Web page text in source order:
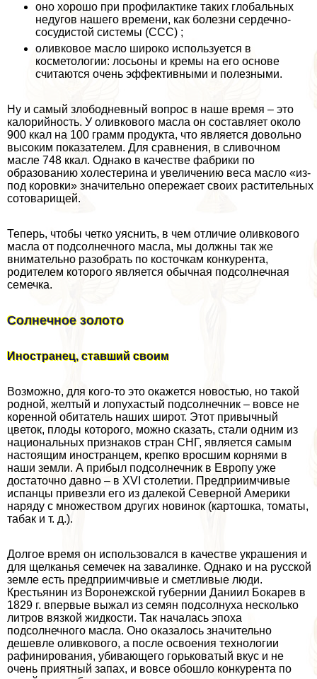
оно хорошо при профилактике таких глобальных
недугов нашего времени, как болезни сердечно-
сосудистой системы (ССС) ;
оливковое масло широко используется в
косметологии: лосьоны и кремы на его основе
считаются очень эффективными и полезными.
Ну и самый злободневный вопрос в наше время – это
калорийность. У оливкового масла он составляет около
900 ккал на 100 грамм продукта, что является довольно
высоким показателем. Для сравнения, в сливочном
масле 748 ккал. Однако в качестве фабрики по
образованию холестерина и увеличению веса масло «из-
под коровки» значительно опережает своих растительных
сотоварищей.
Теперь, чтобы четко уяснить, в чем отличие оливкового
масла от подсолнечного масла, мы должны так же
внимательно разобрать по косточкам конкурента,
родителем которого является обычная подсолнечная
семечка.
Солнечное золото
Иностранец, ставший своим
Возможно, для кого-то это окажется новостью, но такой
родной, желтый и лопухастый подсолнечник – вовсе не
коренной обитатель наших широт. Этот привычный
цветок, плоды которого, можно сказать, стали одним из
национальных признаков стран СНГ, является самым
настоящим иностранцем, крепко вросшим корнями в
наши земли. А прибыл подсолнечник в Европу уже
достаточно давно – в XVI столетии. Предприимчивые
испанцы привезли его из далекой Северной Америки
наряду с множеством других новинок (картошка, томаты,
табак и т. д.).
Долгое время он использовался в качестве украшения и
для щелканья семечек на завалинке. Однако и на русской
земле есть предприимчивые и сметливые люди.
Крестьянин из Воронежской губернии Даниил Бокарев в
1829 г. впервые выжал из семян подсолнуха несколько
литров вязкой жидкости. Так началась эпоха
подсолнечного масла. Оно оказалось значительно
дешевле оливкового, а после освоения технологии
рафинирования, убивающего горьковатый вкус и не
очень приятный запах, и вовсе обошло конкурента по